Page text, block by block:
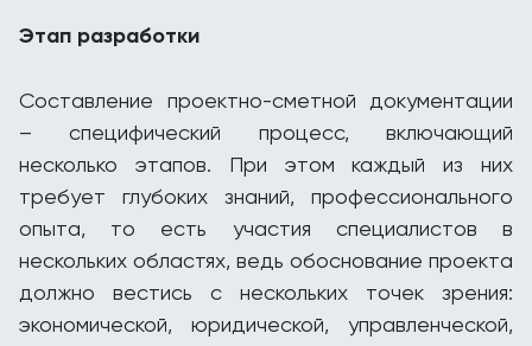
Этап разработки
Составление проектно-сметной документации
– специфический процесс, включающий
несколько этапов. При этом каждый из них
требует глубоких знаний, профессионального
опыта, то есть участия специалистов в
нескольких областях, ведь обоснование проекта
должно вестись с нескольких точек зрения:
экономической, юридической, управленческой,